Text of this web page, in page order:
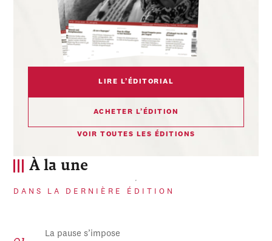
À la une
DANS LA DERNIÈRE ÉDITION
La pause s’impose
LIRE L’ÉDITORIAL
ACHETER L’ÉDITION
VOIR TOUTES LES ÉDITIONS